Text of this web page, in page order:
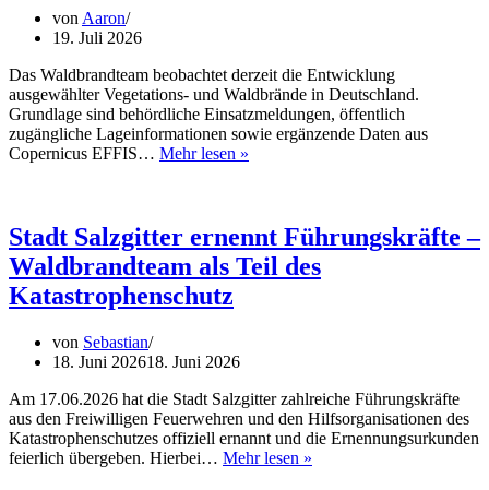
von Aaron
19. Juli 2026
Das Waldbrandteam beobachtet derzeit die Entwicklung
ausgewählter Vegetations- und Waldbrände in Deutschland.
Grundlage sind behördliche Einsatzmeldungen, öffentlich
zugängliche Lageinformationen sowie ergänzende Daten aus
Copernicus EFFIS… Mehr lesen »
Nicht
nur
die
Stadt Salzgitter ernennt Führungskräfte –
Waldbrandteam als Teil des
Katastrophenschutz
von Sebastian
18. Juni 202618. Juni 2026
Am 17.06.2026 hat die Stadt Salzgitter zahlreiche Führungskräfte
aus den Freiwilligen Feuerwehren und den Hilfsorganisationen des
Katastrophenschutzes offiziell ernannt und die Ernennungsurkunden
feierlich übergeben. Hierbei… Mehr lesen »